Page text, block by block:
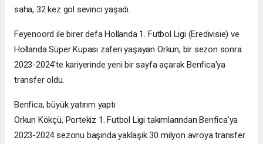
saha, 32 kez gol sevinci yaşadı.
Feyenoord ile birer defa Hollanda 1. Futbol Ligi (Eredivisie) ve
Hollanda Süper Kupası zaferi yaşayan Orkun, bir sezon sonra
2023-2024'te kariyerinde yeni bir sayfa açarak Benfica'ya
transfer oldu.
Benfica, büyük yatırım yaptı
Orkun Kökçü, Portekiz 1. Futbol Ligi takımlarından Benfica'ya
2023-2024 sezonu başında yaklaşık 30 milyon avroya transfer